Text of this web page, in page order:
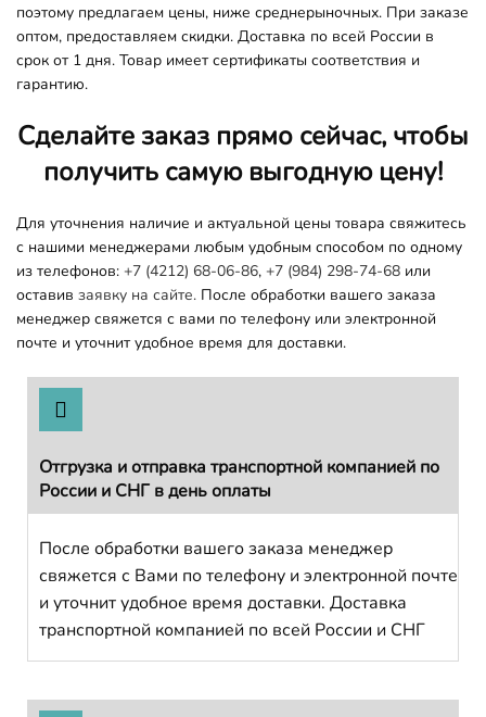
поэтому предлагаем цены, ниже среднерыночных. При заказе
оптом, предоставляем скидки. Доставка по всей России в
срок от 1 дня. Товар имеет сертификаты соответствия и
гарантию.
Сделайте заказ прямо сейчас, чтобы
получить самую выгодную цену!
Для уточнения наличие и актуальной цены товара свяжитесь
с нашими менеджерами любым удобным способом по одному
из телефонов: +7 (4212) 68-06-86, +7 (984) 298-74-68 или
оставив заявку на сайте. После обработки вашего заказа
менеджер свяжется с вами по телефону или электронной
почте и уточнит удобное время для доставки.
Отгрузка и отправка транспортной компанией по
России и СНГ в день оплаты
После обработки вашего заказа менеджер
свяжется с Вами по телефону и электронной почте
и уточнит удобное время доставки. Доставка
транспортной компанией по всей России и СНГ